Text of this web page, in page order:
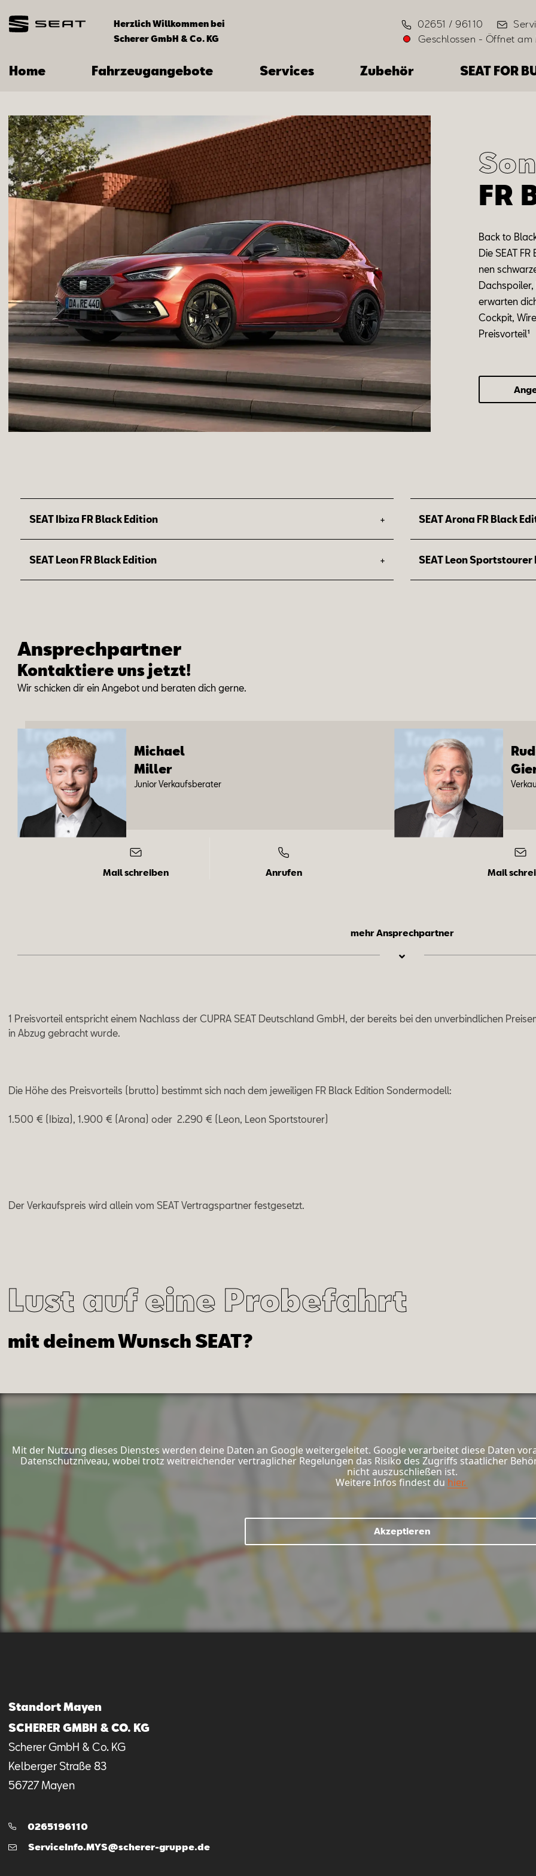
Herzlich Willkommen bei
Scherer GmbH & Co. KG
02651 / 96110
Geschlossen - Öffnet am
Home Fahrzeugangebote Services Zubehör SEAT FOR
FR
Backto
Die SEAT FR
nenschwar
Dachspoi
erwarten
Cockpit, Wire
Preis­vor­teil¹
SEAT Ibiza FR Black Edition +
Preisvorteil: 1.500 €1
Dein Upgrade zur Serienausstattung des Ibiza FR:
SEAT Leon FR Black Edition +
Preisvorteil: 2.290 €1
SEAT Arona FR Black
Preisvorteil: 1.900 €1
Dein Upgrade zur
SEAT Leon Sportstourer
Preisvorteil: 2.290 €1
Ansprechpartner
Kontaktiere uns jetzt!
Wir schi­cken dir ein An­ge­bot und be­ra­ten dich ger­ne.
Mi­cha­el
Mil­ler
Ju­ni­or Ver­kaufs­be­ra­ter
Mail schreiben Anrufen Mail
mehr Ansprechpartner
Geis
Mail schreiben Anrufen
1 Preisvorteil entspricht einem Nachlass der CUPRA SEAT Deutschland GmbH, der bereits bei den unverbindlichen
in Abzug gebracht wurde.
Die Höhe des Preisvorteils (brutto) bestimmt sich nach dem jeweiligen FR Black Edition Sondermodell:
1.500 € (Ibiza), 1.900 € (Arona) oder 2.290 € (Leon, Leon Sportstourer)
Der Verkaufspreis wird allein vom SEAT Vertragspartner festgesetzt.
Lust auf eine Probefahrt
mit deinem Wunsch SEAT?
Mit der Nutzung dieses Dienstes werden deine Daten an Google weitergeleitet. Google verarbeitet diese Daten
Datenschutzniveau, wobei trotz weitreichender vertraglicher Regelungen das Risiko des Zugriffs staatlicher
nicht auszuschließen ist.
Weitere Infos findest du hier.
Akzeptieren
Standort Mayen
SCHERER GMBH & CO. KG
Scherer GmbH & Co. KG
Kelberger Straße 83
56727 Mayen
Telefon:
0265196110
E-
ServiceInfo.MYS@scherer-gruppe.de